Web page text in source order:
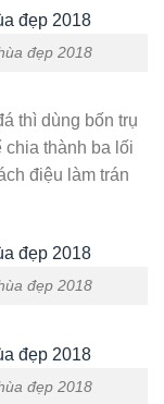
đẹp 2018
thì dùng bốn trụ
chia thành ba lối
điệu làm trán
đẹp 2018
đẹp 2018